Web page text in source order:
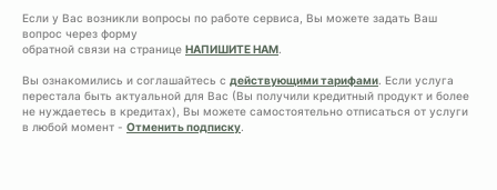
Если у Вас возникли вопросы по работе сервиса, Вы можете задать Ваш
вопрос через форму
обратной связи на странице НАПИШИТЕ НАМ.
Вы ознакомились и соглашайтесь с действующими тарифами. Если услуга
перестала быть актуальной для Вас (Вы получили кредитный продукт и более
не нуждаетесь в кредитах), Вы можете самостоятельно отписаться от услуги
в любой момент - Отменить подписку.